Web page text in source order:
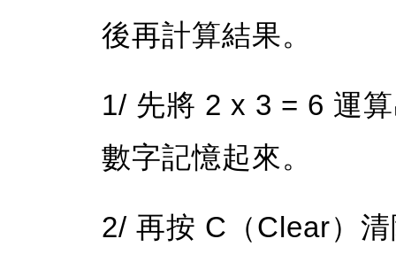
後再計算結果。
1/ 先將 2 x 3 = 6 運
數字記憶起來。
2/ 再按 C（Clear）